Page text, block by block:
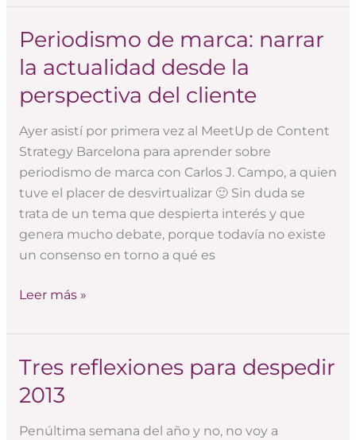
Periodismo de marca: narrar
la actualidad desde la
perspectiva del cliente
Ayer asistí por primera vez al MeetUp de Content
Strategy Barcelona para aprender sobre
periodismo de marca con Carlos J. Campo, a quien
tuve el placer de desvirtualizar 🙂 Sin duda se
trata de un tema que despierta interés y que
genera mucho debate, porque todavía no existe
un consenso en torno a qué es
Periodismo
de
marca:
narrar
actualidad
desde
la
perspectiva
del
cliente
Leer más »
Tres reflexiones para despedir
2013
Penúltima semana del año y no, no voy a
Tres
para
despedir